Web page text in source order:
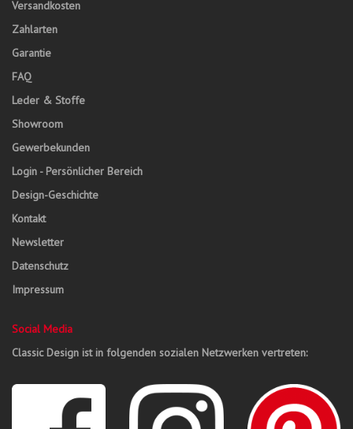
Versandkosten
Zahlarten
Garantie
FAQ
Leder & Stoffe
Showroom
Gewerbekunden
Login - Persönlicher Bereich
Design-Geschichte
Kontakt
Newsletter
Datenschutz
Impressum
Social Media
Classic Design ist in folgenden sozialen Netzwerken vertreten: